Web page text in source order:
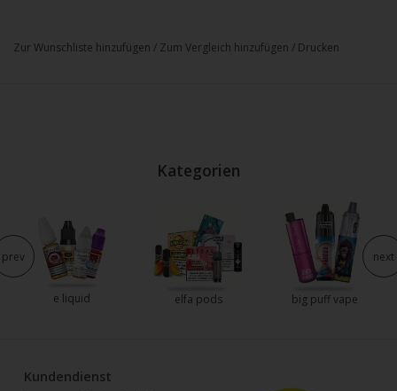
Zur Wunschliste hinzufügen / Zum Vergleich hinzufügen / Drucken
Kategorien
e liquid elfa pods big puff vape
prev next
Kundendienst